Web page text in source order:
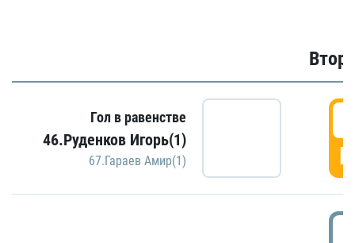
Гол в равенстве
46.Руденков Игорь(1)
67.Гараев Амир(1)